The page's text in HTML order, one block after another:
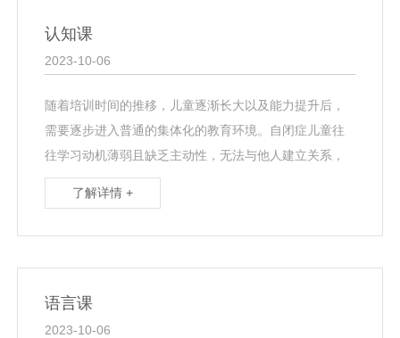
认知课
2023-10-06
随着培训时间的推移，儿童逐渐长大以及能力提升后，
需要逐步进入普通的集体化的教育环境。自闭症儿童往
往学习动机薄弱且缺乏主动性，无法与他人建立关系，
对他人的关注度较弱，注意力很难集中且易分散，理解
能力、记···
了解详情 +
语言课
2023-10-06